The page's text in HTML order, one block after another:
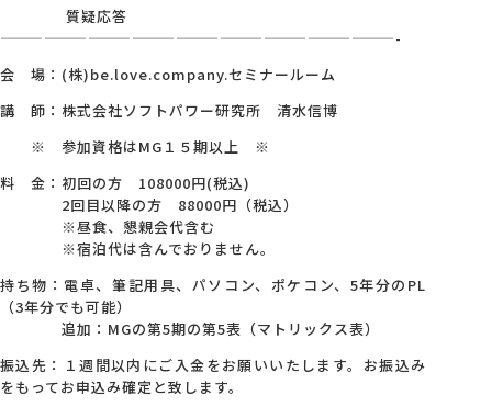
質疑応答
———————————————————————————-
会 場：(株)be.love.company.セミナールーム
講 師：株式会社ソフトパワー研究所 清水信博
※ 参加資格はMG１５期以上 ※
料 金：初回の方 108000円(税込)
2回目以降の方 88000円（税込）
※昼食、懇親会代含む
※宿泊代は含んでおりません。
持ち物：電卓、筆記用具、パソコン、ポケコン、5年分のPL
（3年分でも可能）
追加：MGの第5期の第5表（マトリックス表）
振込先：１週間以内にご入金をお願いいたします。お振込み
をもってお申込み確定と致します。